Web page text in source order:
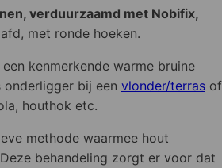
verduurzaamd met Nobifix,
met ronde hoeken.
kenmerkende warme bruine
onderligger bij een vlonder/terras of
houthok etc.
methode waarmee hout
behandeling zorgt er voor dat